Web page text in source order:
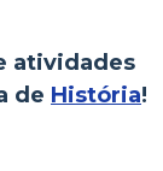
atividades
de História!